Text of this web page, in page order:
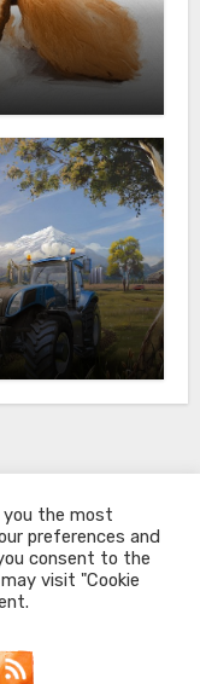
you the most
preferences and
consent to the
visit "Cookie